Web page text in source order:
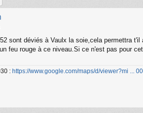
sont déviés à Vaulx la soie,cela permettra
feu rouge à ce niveau.Si ce n'est pas pour
: https://www.google.com/maps/d/viewer?mi ...